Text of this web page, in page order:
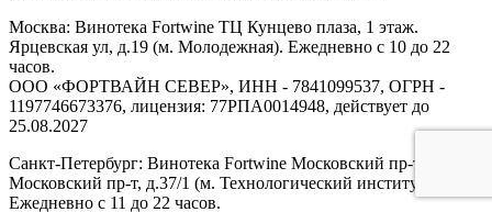
Москва: Винотека Fortwine ТЦ Кунцево плаза, 1 этаж.
Ярцевская ул, д.19 (м. Молодежная). Ежедневно с 10 до 22
часов.
ООО «ФОРТВАЙН СЕВЕР», ИНН - 7841099537, ОГРН -
1197746673376, лицензия: 77РПА0014948, действует до
25.08.2027
Санкт-Петербург: Винотека Fortwine Московский пр-т.
Московский пр-т, д.37/1 (м. Технологический институт).
Ежедневно с 11 до 22 часов.